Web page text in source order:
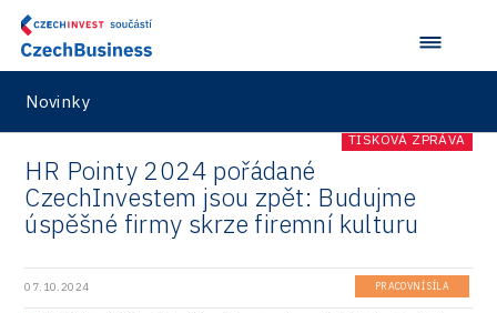
R&D
Security
Vehicles
Novinky
TISKOVÁ ZPRÁVA
HR Pointy 2024 pořádané
CzechInvestem jsou zpět: Budujme
úspěšné firmy skrze firemní kulturu
07.10.2024 PRACOVNÍ SÍLA